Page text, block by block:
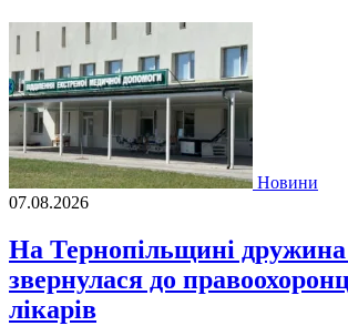
Новини
07.08.2026
На Тернопільщині дружина
звернулася до
лікарів